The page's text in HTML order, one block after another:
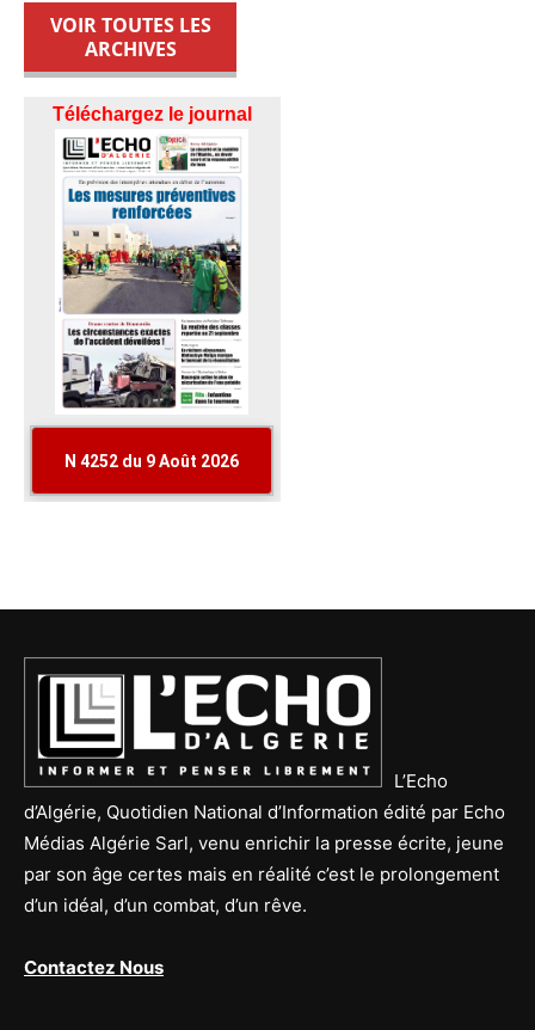
VOIR TOUTES LES
ARCHIVES
L’Echo
d’Algérie, Quotidien National d’Information édité par Echo
Médias Algérie Sarl, venu enrichir la presse écrite, jeune
par son âge certes mais en réalité c’est le prolongement
d’un idéal, d’un combat, d’un rêve.
Contactez Nous